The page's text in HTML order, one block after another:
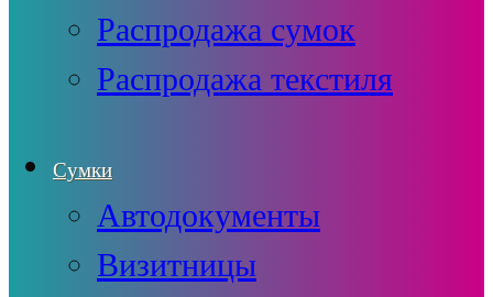
Распродажа сумок
Распродажа текстиля
Сумки
Автодокументы
Визитницы